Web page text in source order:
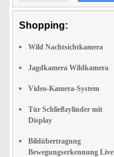
Shopping:
Wild Nachtsichtkamera
Jagdkamera Wildkamera
Video-Kamera-System
Tür Schließzylinder mit
Display
Bildübertragung
Bewegungserkennung Live